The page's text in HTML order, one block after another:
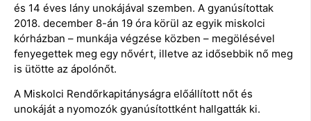
és 14 éves lány unokájával szemben. A gyanúsítottak
2018. december 8-án 19 óra körül az egyik miskolci
kórházban – munkája végzése közben – megölésével
fenyegettek meg egy nővért, illetve az idősebbik nő meg
is ütötte az ápolónőt.
A Miskolci Rendőrkapitányságra előállított nőt és
unokáját a nyomozók gyanúsítottként hallgatták ki.